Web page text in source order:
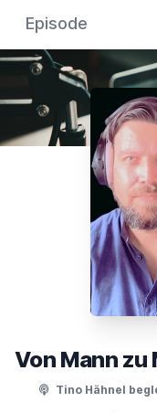
Episode
Tino Hähnel